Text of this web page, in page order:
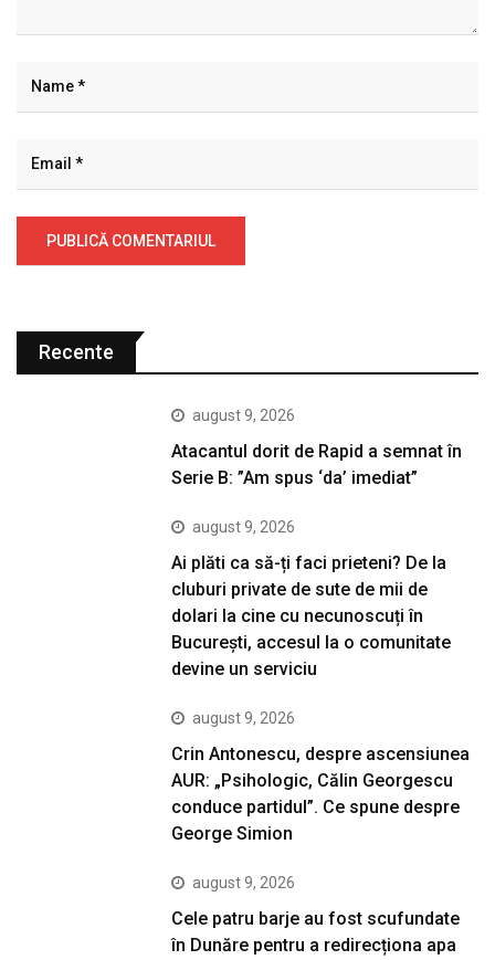
Recente
august 9, 2026
Atacantul dorit de Rapid a semnat în
Serie B: ”Am spus ‘da’ imediat”
august 9, 2026
Ai plăti ca să-ți faci prieteni? De la
cluburi private de sute de mii de
dolari la cine cu necunoscuți în
București, accesul la o comunitate
devine un serviciu
august 9, 2026
Crin Antonescu, despre ascensiunea
AUR: „Psihologic, Călin Georgescu
conduce partidul”. Ce spune despre
George Simion
august 9, 2026
Cele patru barje au fost scufundate
în Dunăre pentru a redirecționa apa